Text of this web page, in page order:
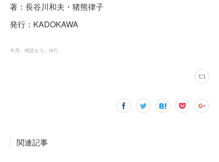
著：長谷川和夫・猪熊律子
発行：KADOKAWA
今月、何読もう。 (47)
関連記事